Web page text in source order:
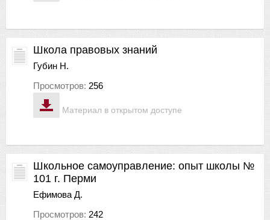
Материал в открытом доступе
Школа правовых знаний
Губин Н.
Просмотров: 256
Школьное самоуправление: опыт школы №
101 г. Перми
Ефимова Д.
Просмотров: 242